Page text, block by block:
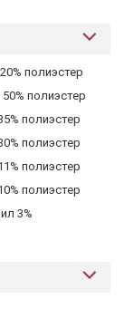
полиэстер
полиэстер
полиэстер
полиэстер
полиэстер
полиэстер
3%